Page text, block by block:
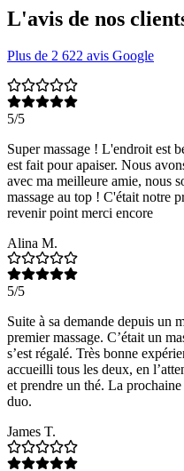
L'avis de nos
Plus de 2 622 avis Google
5/5
Super massage ! L'endroit est
est fait pour apaiser. Nous
avec ma meilleure amie, nous
massage au top ! C'était notre
revenir point merci encore
Alina M.
5/5
Suite à sa demande depuis un
premier massage. C’était un
s’est régalé. Très bonne
accueilli tous les deux, en
et prendre un thé. La
duo.
James T.